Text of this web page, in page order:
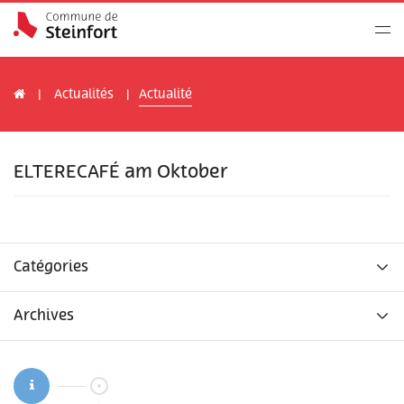
Actualités Actualité
ELTERECAFÉ am Oktober
Catégories
Archives